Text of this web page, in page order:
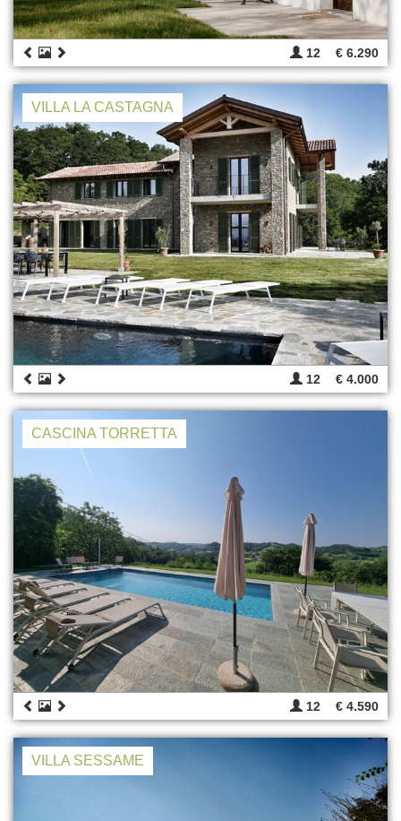
12 € 6.290
VILLA LA CASTAGNA
12 € 4.000
CASCINA TORRETTA
12 € 4.590
VILLA SESSAME